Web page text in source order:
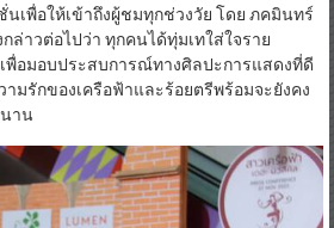
เพื่อให้เข้าถึงผู้ชมทุกช่วงวัย โดย ภคมินทร์
ล่าวต่อไปว่า ทุกคนได้ทุ่มเทใส่ใจราย
เพื่อมอบประสบการณ์ทางศิลปะการแสดงที่ดี
ามรักของเครือฟ้าและร้อยตรีพร้อมจะยังคง
าน